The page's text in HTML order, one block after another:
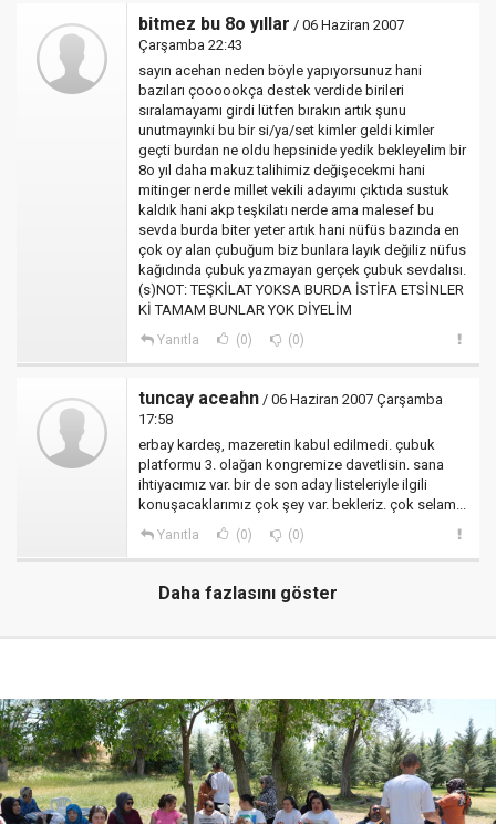
bitmez bu 8o yıllar / 06 Haziran 2007
Çarşamba 22:43
sayın acehan neden böyle yapıyorsunuz hani
bazıları çoooookça destek verdide birileri
sıralamayamı girdi lütfen bırakın artık şunu
unutmayınki bu bir si/ya/set kimler geldi kimler
geçti burdan ne oldu hepsinide yedik bekleyelim bir
8o yıl daha makuz talihimiz değişecekmi hani
mitinger nerde millet vekili adayımı çıktıda sustuk
kaldık hani akp teşkilatı nerde ama malesef bu
sevda burda biter yeter artık hani nüfüs bazında en
çok oy alan çubuğum biz bunlara layık değiliz nüfus
kağıdında çubuk yazmayan gerçek çubuk sevdalısı.
(s)NOT: TEŞKİLAT YOKSA BURDA İSTİFA ETSİNLER
Kİ TAMAM BUNLAR YOK DİYELİM
Yanıtla (0) (0)
tuncay aceahn / 06 Haziran 2007 Çarşamba
17:58
erbay kardeş, mazeretin kabul edilmedi. çubuk
platformu 3. olağan kongremize davetlisin. sana
ihtiyacımız var. bir de son aday listeleriyle ilgili
konuşacaklarımız çok şey var. bekleriz. çok selam...
Yanıtla (0) (0)
Daha fazlasını göster